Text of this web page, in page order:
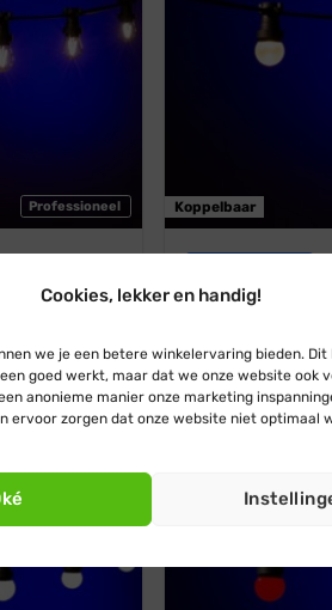
Cookies, lekker en handig!
we je een betere winkelervaring bieden.
goed werkt, maar dat we onze website ook
anonieme manier onze marketing
ervoor zorgen dat onze website niet optimaal
Professioneel
Koppelbaar ·
Dubbel ·
Koppelbaar
Prikkabel ·
Rood